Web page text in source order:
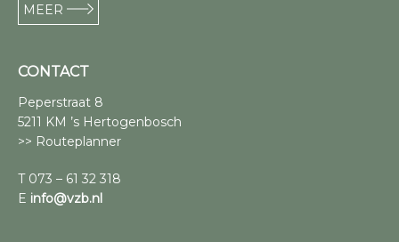
MEER
CONTACT
Peperstraat 8
5211 KM ’s Hertogenbosch
>> Routeplanner
T 073 – 61 32 318
E info@vzb.nl